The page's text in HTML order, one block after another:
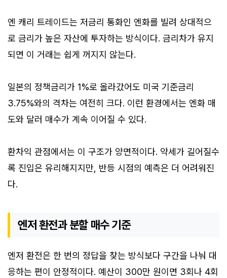
엔 캐리 트레이드는 저금리 통화인 엔화를 빌려 상대적으
로 금리가 높은 자산에 투자하는 방식이다. 금리차가 유지
되면 이 거래는 쉽게 꺼지지 않는다.
일본의 정책금리가 1%로 올라갔어도 미국 기준금리
3.75%와의 격차는 여전히 크다. 이런 환경에서는 엔화 매
도와 달러 매수가 계속 이어질 수 있다.
환차익 관점에서는 이 구조가 양면적이다. 약세가 길어질수
록 진입은 유리해지지만, 반등 시점의 예측은 더 어려워진
다.
엔저 환전과 분할 매수 기준
엔저 환전은 한 번의 정답을 찾는 방식보다 구간을 나눠 대
응하는 편이 안정적이다. 예산이 300만 원이면 3회나 4회